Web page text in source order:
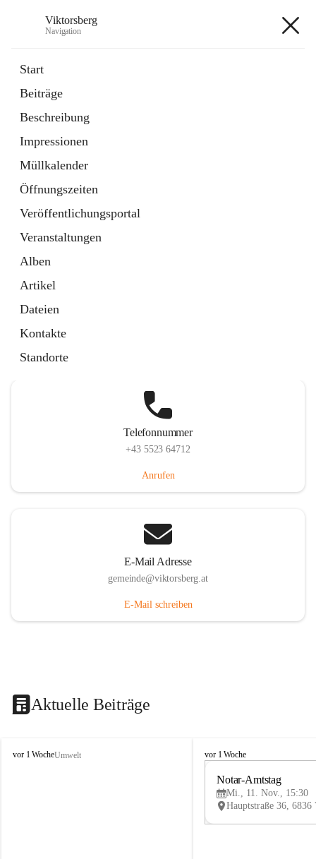
Viktorsberg
Navigation
Start
Beiträge
Beschreibung
Impressionen
Müllkalender
Öffnungszeiten
Veröffentlichungsportal
Veranstaltungen
Alben
Artikel
Dateien
Kontakte
Standorte
1 Schnellzugriff
Bürgerservice
10 Schnellzugriffe
Telefonnummer
+43 5523 64712
Anrufen
E-Mail Adresse
gemeinde@viktorsberg.at
E-Mail schreiben
Aktuelle Beiträge
V
vor 1 WocheUmwelt
V
vor 1 Woche
Notar-Amtstag
Mi., 11. Nov., 15:30